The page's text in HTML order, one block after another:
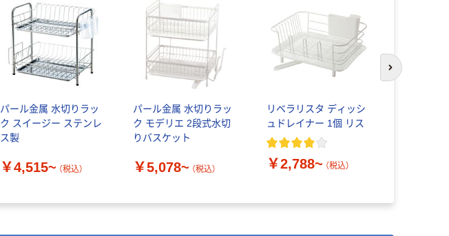
パール金属 水切りラッ
ク スイージー ステンレ
ス製
￥4,515~ （税込）
パール金属 水切りラッ
ク モデリエ 2段式水切
りバスケット
￥5,078~ （税込）
リベラリスタ ディッシ
ュドレイナー 1個 リス
￥2,788~ （税込）
次のスライド